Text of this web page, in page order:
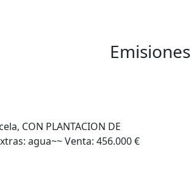
Emisiones
CON PLANTACION DE
agua~~ Venta: 456.000 €